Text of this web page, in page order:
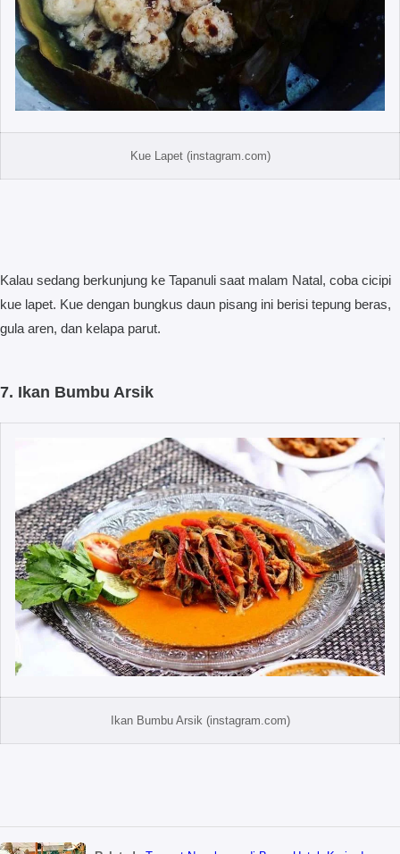
Kue Lapet (instagram.com)
Kalau sedang berkunjung ke Tapanuli saat malam Natal, coba cicipi
kue lapet. Kue dengan bungkus daun pisang ini berisi tepung beras,
gula aren, dan kelapa parut.
7. Ikan Bumbu Arsik
Ikan Bumbu Arsik (instagram.com)